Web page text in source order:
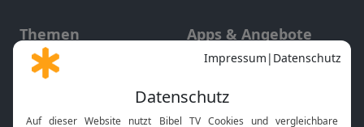
Themen
Gott und Bibel erklärt
Apps & Angebote
Mobile App